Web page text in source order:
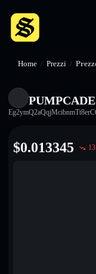
Home / Prezzi /
PUMPCADE
$0.013345